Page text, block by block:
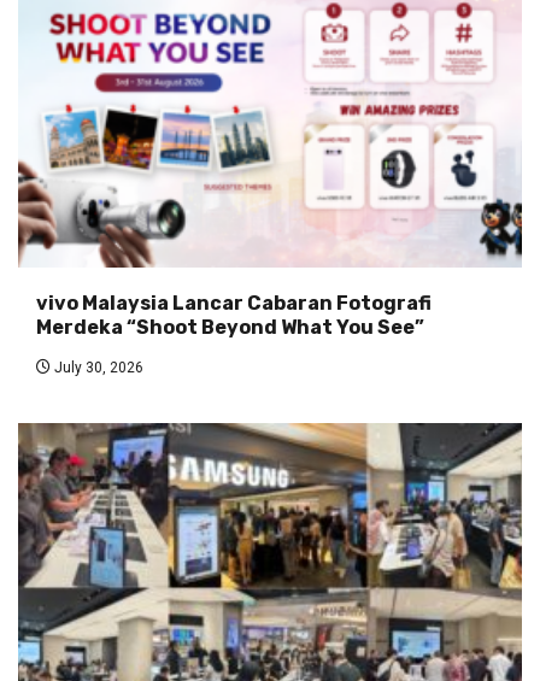
vivo Malaysia Lancar Cabaran Fotografi
Merdeka “Shoot Beyond What You See”
July 30, 2026